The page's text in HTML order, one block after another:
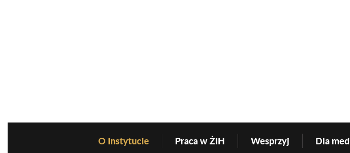
Before Footer Menu
O Instytucie Praca w ŻIH Wesprzyj Dla